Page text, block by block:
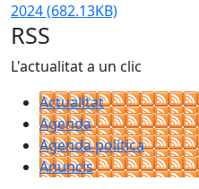
2024(682.13KB)
RSS
L'actualitat a un clic
Actualitat
Agenda
Agenda política
Anuncis